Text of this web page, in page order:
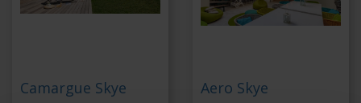
Camargue Skye Aero Skye